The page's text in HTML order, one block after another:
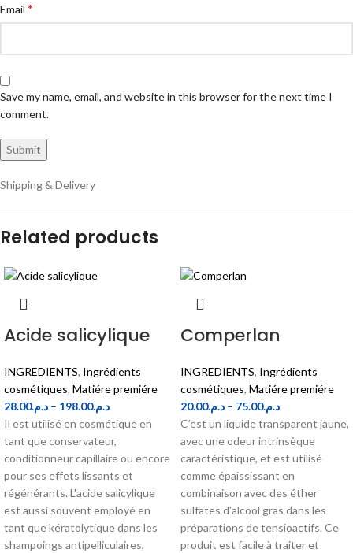
Email *
Save my name, email, and website in this browser for the next time I
comment.
Shipping & Delivery
Related products
Acide salicylique
INGREDIENTS, Ingrédients
cosmétiques, Matiére premiére
د.م.28.00 – د.م.198.00
Il est utilisé en cosmétique en
tant que conservateur,
conditionneur capillaire ou encore
pour ses effets lissants et
régénérants. L'acide salicylique
est aussi souvent employé en
tant que kératolytique dans les
shampoings antipelliculaires,
Comperlan
INGREDIENTS, Ingrédients
cosmétiques, Matiére premiére
د.م.20.00 – د.م.75.00
C’est un liquide transparent jaune,
avec une odeur intrinsèque
caractéristique, et est utilisé
comme épaississant en
combinaison avec des éther
sulfates d’alcool gras dans les
préparations de tensioactifs. Ce
produit est facile à traiter et